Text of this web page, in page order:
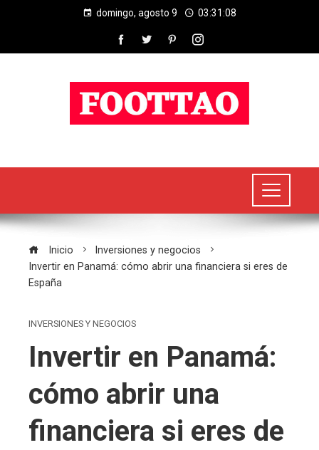
domingo, agosto 9 03:31:09
Inicio
Inversiones y negocios
Invertir en Panamá: cómo abrir una financiera si eres de
España
INVERSIONES Y NEGOCIOS
Invertir en Panamá:
cómo abrir una
financiera si eres de